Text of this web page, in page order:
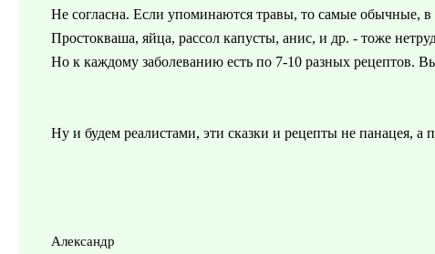
Не согласна. Если упоминаются травы, то самые обычные,
Простокваша, яйца, рассол капусты, анис, и др. - тоже
Но к каждому заболеванию есть по 7-10 разных рецептов.
Ну и будем реалистами, эти сказки и рецепты не панацея, а
Александр